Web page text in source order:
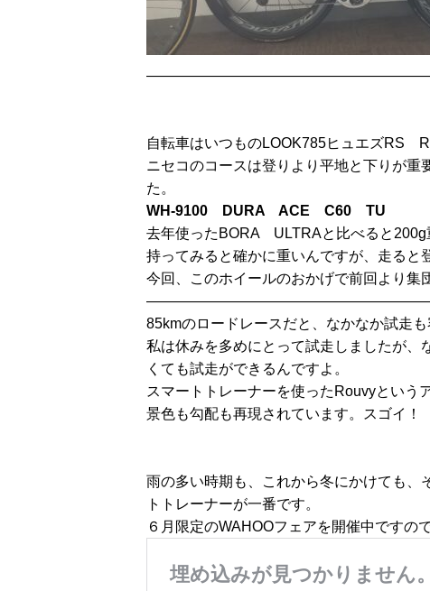
自転車はいつものLOOK785ヒュエズRS
ニセコのコースは登りより平地と下りが重
た。
WH-9100 DURA ACE C60 TU
去年使ったBORA ULTRAと比べると200g
持ってみると確かに重いんですが、走ると
今回、このホイールのおかげで前回より集
85kmのロードレースだと、なかなか試走も
私は休みを多めにとって試走しましたが、
くても試走ができるんですよ。
スマートトレーナーを使ったRouvyという
景色も勾配も再現されています。スゴイ！
雨の多い時期も、これから冬にかけても、
トトレーナーが一番です。
６月限定のWAHOOフェアを開催中ですの